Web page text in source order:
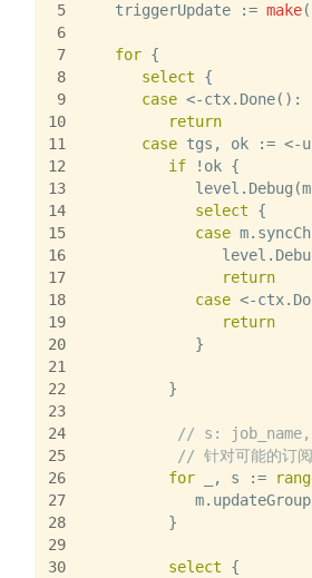
5
6
7
8
9
10
11
12
13
14
15
16
17
18
19
20
21
22
23
24
25
26
27
28
29
30
   triggerUpdate :=
make(
for {
select {
case <-ctx.Done():
return
case tgs, ok := <-
if !ok {
select {
case
return
case <-
return
            }
         }
// s:
// 针对可能的订
for _, s :=
         }
select {